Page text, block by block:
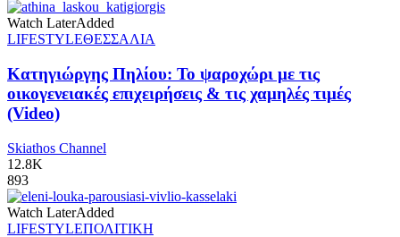
Watch LaterAdded
LIFESTYLEΘΕΣΣΑΛΙΑ
Κατηγιώργης Πηλίου: Το ψαροχώρι με τις
οικογενειακές επιχειρήσεις & τις χαμηλές τιμές
(Video)
Skiathos Channel
12.8K
893
Watch LaterAdded
LIFESTYLEΠΟΛΙΤΙΚΗ